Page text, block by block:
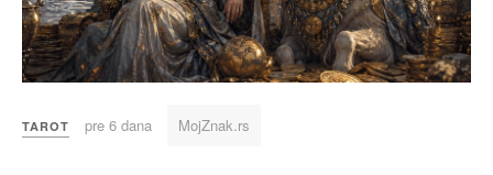
TAROT pre 6 dana MojZnak.rs